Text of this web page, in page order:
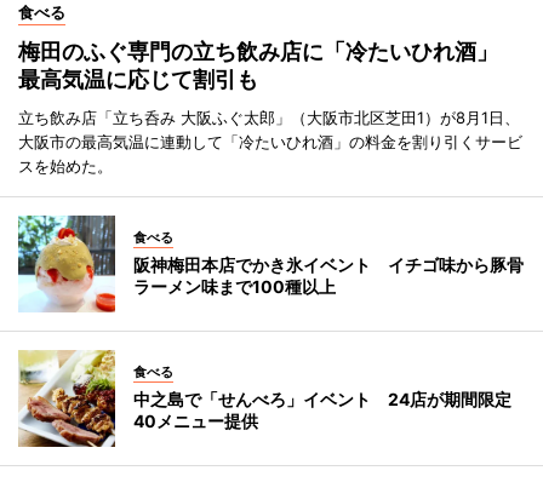
食べる
梅田のふぐ専門の立ち飲み店に「冷たいひれ酒」
最高気温に応じて割引も
立ち飲み店「立ち呑み 大阪ふぐ太郎」（大阪市北区芝田1）が8月1日、
大阪市の最高気温に連動して「冷たいひれ酒」の料金を割り引くサービ
スを始めた。
食べる
阪神梅田本店でかき氷イベント イチゴ味から豚骨
ラーメン味まで100種以上
食べる
中之島で「せんべろ」イベント 24店が期間限定
40メニュー提供